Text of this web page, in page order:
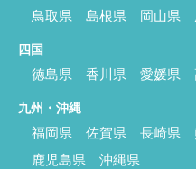
鳥取県 島根県 岡山県
四国
徳島県 香川県 愛媛県
九州・沖縄
福岡県 佐賀県 長崎県
鹿児島県
沖縄県